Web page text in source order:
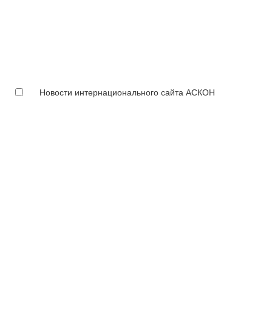
Новости интернационального сайта АСКОН